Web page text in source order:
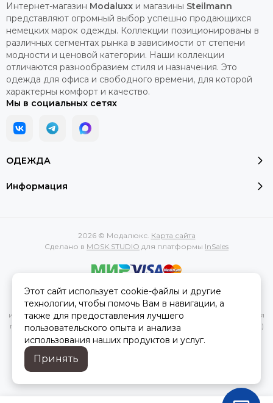
ОДЕЖДА
Информация
Интернет-магазин Modaluxx и магазины Steilmann
представляют огромный выбор успешно продающихся
немецких марок одежды. Коллекции позиционированы в
различных сегментах рынка в зависимости от степени
модности и ценовой категории. Наши коллекции
отличаются разнообразием стиля и назначения. Это
одежда для офиса и свободного времени, для которой
характерны комфорт и качество.
Мы в социальных сетях
2026 © Модалюкс. Карта сайта
Сделано в MOSK.STUDIO для платформы InSales
Вся представленная на сайте информация, касающаяся
характеристик, стоимости товаров и услуг, носит
информационный характер и ни при каких условиях не является
публичной офертой, определяемой положениями Статьи 437(2)
Гражданского кодекса РФ.
Этот сайт использует cookie-файлы и другие
технологии, чтобы помочь Вам в навигации, а
также для предоставления лучшего
пользовательского опыта и анализа
использования наших продуктов и услуг.
Принять